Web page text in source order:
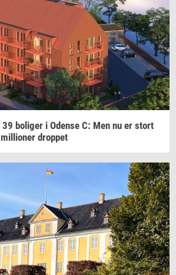
39 bo­li­ger i Oden­se C: Men nu er stort
mil­li­o­ner drop­pet